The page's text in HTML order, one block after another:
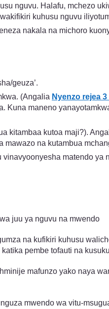
nguvu. Halafu, mchezo
kuhusu nguvu
nakala na michoro
geuza’.
(Angalia Nyenzo rejea
maneno
kutoa maji?).
na kutambua
matendo ya
juu ya nguvu na mwendo
na kufikiri kuhusu
pembe tofauti na
mafunzo yako naya
mwendo wa vitu-